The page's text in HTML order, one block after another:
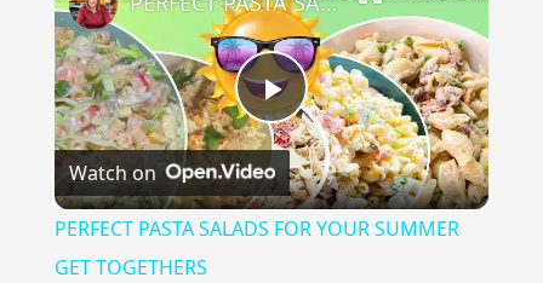
Play
Video
Watch on
PERFECT PASTA SALADS FOR YOUR SUMMER
GET TOGETHERS